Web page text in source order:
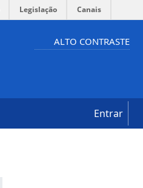
Legislação Canais
ALTO CONTRASTE
Entrar